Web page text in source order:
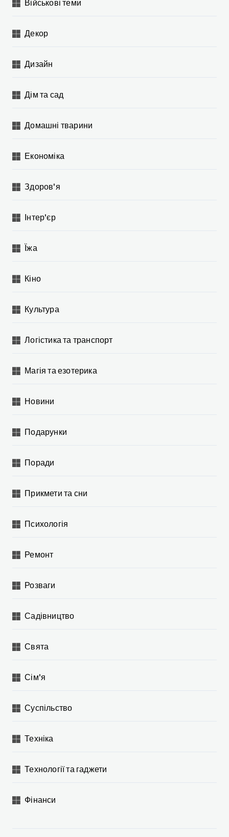
Військові теми
Декор
Дизайн
Дім та сад
Домашні тварини
Економіка
Здоров'я
Інтер'єр
Їжа
Кіно
Культура
Логістика та транспорт
Магія та езотерика
Новини
Подарунки
Поради
Прикмети та сни
Психологія
Ремонт
Розваги
Садівництво
Свята
Сім'я
Суспільство
Техніка
Технології та гаджети
Фінанси